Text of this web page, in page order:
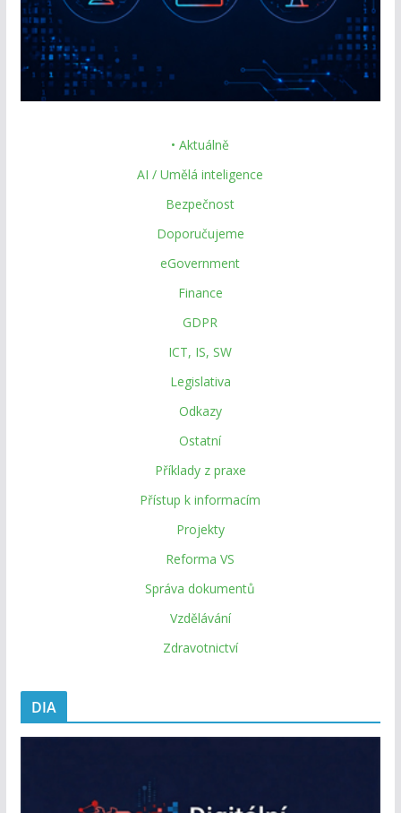
• Aktuálně
AI / Umělá inteligence
Bezpečnost
Doporučujeme
eGovernment
Finance
GDPR
ICT, IS, SW
Legislativa
Odkazy
Ostatní
Příklady z praxe
Přístup k informacím
Projekty
Reforma VS
Správa dokumentů
Vzdělávání
Zdravotnictví
DIA